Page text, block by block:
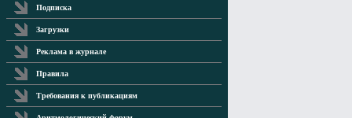
Подписка
Загрузки
Реклама в журнале
Правила
Требования к публикациям